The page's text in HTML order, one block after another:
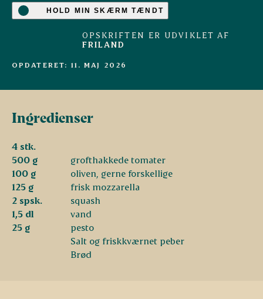
HOLD MIN SKÆRM TÆNDT
OPSKRIFTEN ER UDVIKLET AF
FRILAND
OPDATERET: 11. MAJ 2026
Ingredienser
4 stk.
500 g
grofthakkede tomater
100 g
oliven, gerne forskellige
125 g
frisk mozzarella
2 spsk.
squash
1,5 dl
vand
25 g
pesto
Salt og friskkværnet peber
Brød